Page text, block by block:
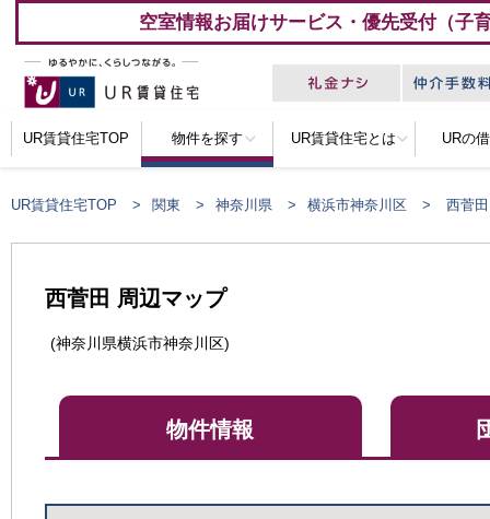
空室情報お届けサービス・優先受付（子
UR賃貸住宅TOP 物件を探す UR賃貸住宅とは URの
UR賃貸住宅TOP 関東 神奈川県 横浜市神奈川区 西菅田
西菅田 周辺マップ
(神奈川県横浜市神奈川区)
物件情報